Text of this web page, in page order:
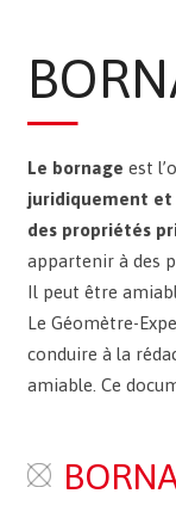
Le bornage est
juridiquement
des propriétés
appartenir à des
Il peut être
Le Géomètre-
conduire à la
amiable. Ce